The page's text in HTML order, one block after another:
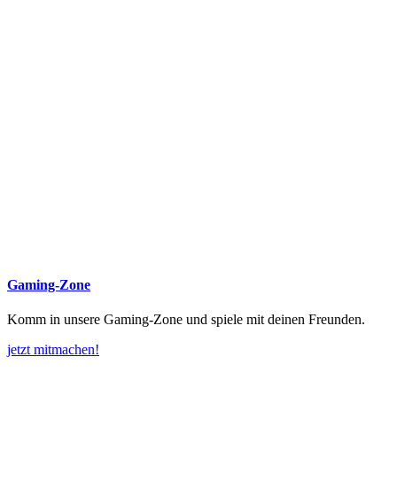
Gaming-Zone
Komm in unsere Gaming-Zone und spiele mit deinen Freunden.
jetzt mitmachen!